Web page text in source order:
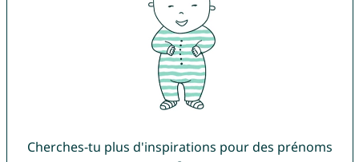
Cherches-tu plus d'inspirations pour des prénoms